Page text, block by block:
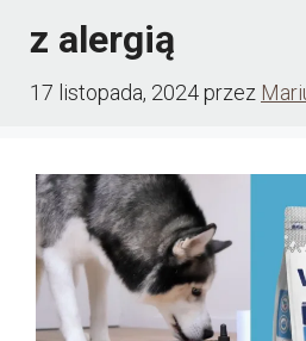
z alergią
17 listopada, 2024przez